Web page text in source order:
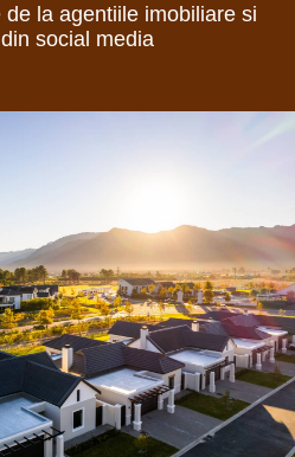
la agentiile imobiliare si
social media